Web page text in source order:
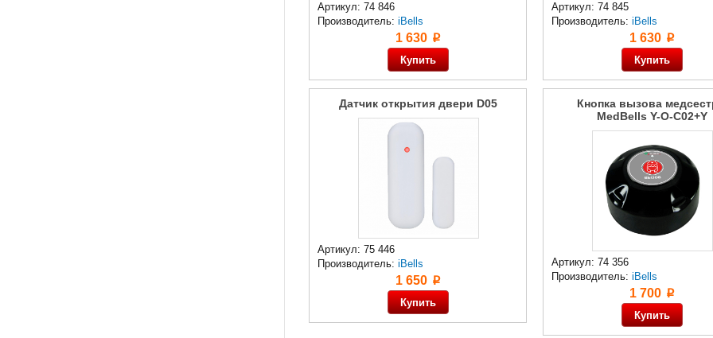
Артикул: 74 846
Производитель: iBells
1 630 p
Артикул: 74 845
Производитель: iBells
1 630 p
Датчик открытия двери D05
Артикул: 75 446
Производитель: iBells
1 650 p
Кнопка вызова
MedBells Y-O-C02+Y
Артикул: 74 356
Производитель: iBells
1 700 p